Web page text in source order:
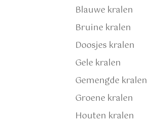
Blauwe kralen
Bruine kralen
Doosjes kralen
Gele kralen
Gemengde kralen
Groene kralen
Houten kralen